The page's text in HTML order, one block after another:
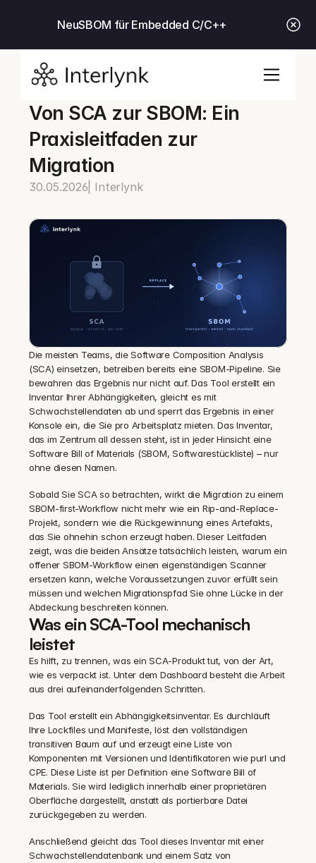
NeuSBOM für Embedded C/C++
Von SCA zur SBOM: Ein
Praxisleitfaden zur
Migration
30.05.2026 | Interlynk
Die meisten Teams, die Software Composition Analysis
(SCA) einsetzen, betreiben bereits eine SBOM-Pipeline. Sie
bewahren das Ergebnis nur nicht auf. Das Tool erstellt ein
Inventar Ihrer Abhängigkeiten, gleicht es mit
Schwachstellendaten ab und sperrt das Ergebnis in einer
Konsole ein, die Sie pro Arbeitsplatz mieten. Das Inventar,
das im Zentrum all dessen steht, ist in jeder Hinsicht eine
Software Bill of Materials (SBOM, Softwarestückliste) – nur
ohne diesen Namen.
Sobald Sie SCA so betrachten, wirkt die Migration zu einem
SBOM-first-Workflow nicht mehr wie ein Rip-and-Replace-
Projekt, sondern wie die Rückgewinnung eines Artefakts,
das Sie ohnehin schon erzeugt haben. Dieser Leitfaden
zeigt, was die beiden Ansätze tatsächlich leisten, warum ein
offener SBOM-Workflow einen eigenständigen Scanner
ersetzen kann, welche Voraussetzungen zuvor erfüllt sein
müssen und welchen Migrationspfad Sie ohne Lücke in der
Abdeckung beschreiten können.
Was ein SCA-Tool mechanisch
leistet
Es hilft, zu trennen, was ein SCA-Produkt tut, von der Art,
wie es verpackt ist. Unter dem Dashboard besteht die Arbeit
aus drei aufeinanderfolgenden Schritten.
Das Tool erstellt ein Abhängigkeitsinventar. Es durchläuft
Ihre Lockfiles und Manifeste, löst den vollständigen
transitiven Baum auf und erzeugt eine Liste von
Komponenten mit Versionen und Identifikatoren wie purl und
CPE. Diese Liste ist per Definition eine Software Bill of
Materials. Sie wird lediglich innerhalb einer proprietären
Oberfläche dargestellt, anstatt als portierbare Datei
zurückgegeben zu werden.
Anschließend gleicht das Tool dieses Inventar mit einer
Schwachstellendatenbank und einem Satz von